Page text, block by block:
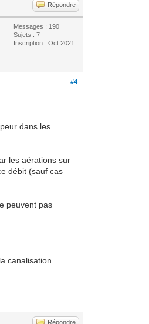
Répondre
Messages : 190
Sujets : 7
Inscription : Oct 2021
#4
dans les
les aérations sur
débit (sauf cas
peuvent pas
canalisation
Répondre